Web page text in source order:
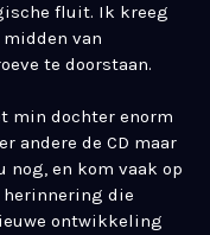
fluit. Ik kreeg
van
te doorstaan.
min dochter enorm
andere de CD maar
nog, en kom vaak op
die
ontwikkeling